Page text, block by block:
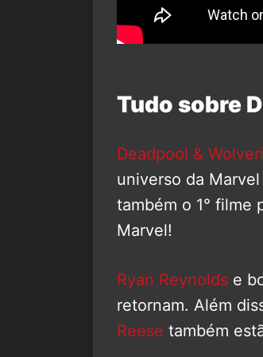
Tudo sobre
Deadpool &
universo da
também o 1° filme
Marvel!
Ryan Reynolds e
retornam. Além
Reese também